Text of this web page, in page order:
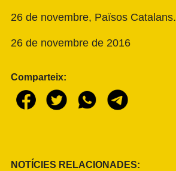
26 de novembre, Països Catalans.
26 de novembre de 2016
Comparteix:
NOTÍCIES RELACIONADES: